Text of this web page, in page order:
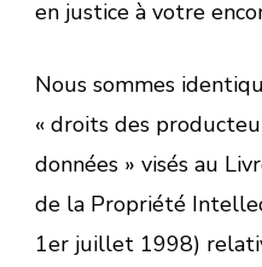
en justice à votre
Nous sommes
« droits des
données » visés au
de la Propriété
1er juillet 1998)